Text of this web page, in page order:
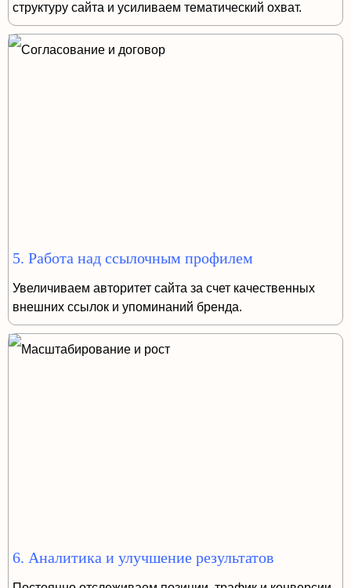
структуру сайта и усиливаем тематический охват.
5. Работа над ссылочным профилем
Увеличиваем авторитет сайта за счет качественных
внешних ссылок и упоминаний бренда.
6. Аналитика и улучшение результатов